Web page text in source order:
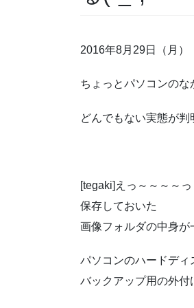
2016年8月29日（月）
ちょっとパソコンのな
どんでもない実態が
[tegaki]えっ～～～～
保存しておいた
画像フォルダの中身が
パソコンのハードディ
バックアップ用の外付